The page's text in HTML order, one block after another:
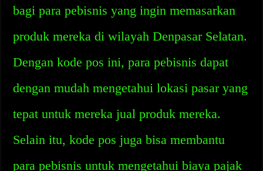
bagi para pebisnis yang ingin memasarkan
produk mereka di wilayah Denpasar Selatan.
Dengan kode pos ini, para pebisnis dapat
dengan mudah mengetahui lokasi pasar yang
tepat untuk mereka jual produk mereka.
Selain itu, kode pos juga bisa membantu
para pebisnis untuk mengetahui biaya pajak